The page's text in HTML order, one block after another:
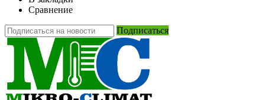
Сравнение
Подписаться